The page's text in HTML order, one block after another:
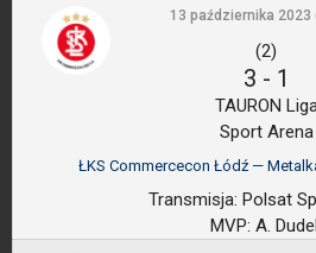
13 października 2023
(2)
3 - 1
TAURON
Sport Arena
ŁKS Commercecon Łódź —
Transmisja: Polsat
MVP: A.